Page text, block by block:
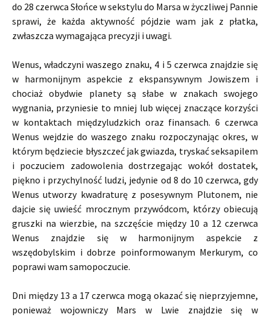
do 28 czerwca Słońce w sekstylu do Marsa w życzliwej Pannie
sprawi, że każda aktywność pójdzie wam jak z płatka,
zwłaszcza wymagająca precyzji i uwagi.
Wenus, władczyni waszego znaku, 4 i 5 czerwca znajdzie się
w harmonijnym aspekcie z ekspansywnym Jowiszem i
chociaż obydwie planety są słabe w znakach swojego
wygnania, przyniesie to mniej lub więcej znaczące korzyści
w kontaktach międzyludzkich oraz finansach. 6 czerwca
Wenus wejdzie do waszego znaku rozpoczynając okres, w
którym będziecie błyszczeć jak gwiazda, tryskać seksapilem
i poczuciem zadowolenia dostrzegając wokół dostatek,
piękno i przychylność ludzi, jedynie od 8 do 10 czerwca, gdy
Wenus utworzy kwadraturę z posesywnym Plutonem, nie
dajcie się uwieść mrocznym przywódcom, którzy obiecują
gruszki na wierzbie, na szczęście między 10 a 12 czerwca
Wenus znajdzie się w harmonijnym aspekcie z
wszędobylskim i dobrze poinformowanym Merkurym, co
poprawi wam samopoczucie.
Dni między 13 a 17 czerwca mogą okazać się nieprzyjemne,
ponieważ wojowniczy Mars w Lwie znajdzie się w